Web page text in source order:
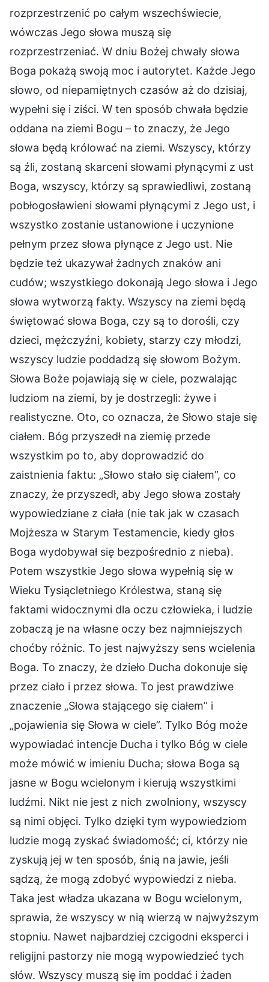
rozprzestrzenić po całym wszechświecie,
wówczas Jego słowa muszą się
rozprzestrzeniać. W dniu Bożej chwały słowa
Boga pokażą swoją moc i autorytet. Każde Jego
słowo, od niepamiętnych czasów aż do dzisiaj,
wypełni się i ziści. W ten sposób chwała będzie
oddana na ziemi Bogu – to znaczy, że Jego
słowa będą królować na ziemi. Wszyscy, którzy
są źli, zostaną skarceni słowami płynącymi z ust
Boga, wszyscy, którzy są sprawiedliwi, zostaną
pobłogosławieni słowami płynącymi z Jego ust, i
wszystko zostanie ustanowione i uczynione
pełnym przez słowa płynące z Jego ust. Nie
będzie też ukazywał żadnych znaków ani
cudów; wszystkiego dokonają Jego słowa i Jego
słowa wytworzą fakty. Wszyscy na ziemi będą
świętować słowa Boga, czy są to dorośli, czy
dzieci, mężczyźni, kobiety, starzy czy młodzi,
wszyscy ludzie poddadzą się słowom Bożym.
Słowa Boże pojawiają się w ciele, pozwalając
ludziom na ziemi, by je dostrzegli: żywe i
realistyczne. Oto, co oznacza, że Słowo staje się
ciałem. Bóg przyszedł na ziemię przede
wszystkim po to, aby doprowadzić do
zaistnienia faktu: „Słowo stało się ciałem”, co
znaczy, że przyszedł, aby Jego słowa zostały
wypowiedziane z ciała (nie tak jak w czasach
Mojżesza w Starym Testamencie, kiedy głos
Boga wydobywał się bezpośrednio z nieba).
Potem wszystkie Jego słowa wypełnią się w
Wieku Tysiącletniego Królestwa, staną się
faktami widocznymi dla oczu człowieka, i ludzie
zobaczą je na własne oczy bez najmniejszych
choćby różnic. To jest najwyższy sens wcielenia
Boga. To znaczy, że dzieło Ducha dokonuje się
przez ciało i przez słowa. To jest prawdziwe
znaczenie „Słowa stającego się ciałem” i
„pojawienia się Słowa w ciele”. Tylko Bóg może
wypowiadać intencje Ducha i tylko Bóg w ciele
może mówić w imieniu Ducha; słowa Boga są
jasne w Bogu wcielonym i kierują wszystkimi
ludźmi. Nikt nie jest z nich zwolniony, wszyscy
są nimi objęci. Tylko dzięki tym wypowiedziom
ludzie mogą zyskać świadomość; ci, którzy nie
zyskują jej w ten sposób, śnią na jawie, jeśli
sądzą, że mogą zdobyć wypowiedzi z nieba.
Taka jest władza ukazana w Bogu wcielonym,
sprawia, że wszyscy w nią wierzą w najwyższym
stopniu. Nawet najbardziej czcigodni eksperci i
religijni pastorzy nie mogą wypowiedzieć tych
słów. Wszyscy muszą się im poddać i żaden